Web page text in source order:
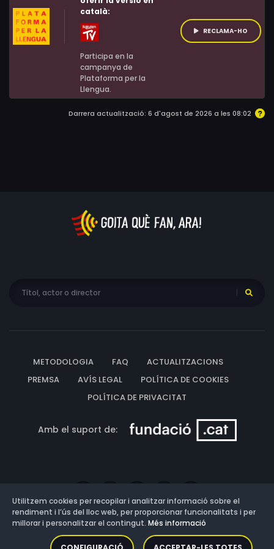
Holasek, Sally-Anne Hunt, Ava Justin, Andrew Stecker,
Kirsten Gregerson, Michael J. Stalmer
català:
Participa en la
campanya de
Plataforma per la
Llengua.
RECLAMA-HO
Darrera actualització: 6 d'agost de 2026 a les 08:02
METODOLOGIA FAQ
ACTUALITZACIONS
PREMSA
AVÍS LEGAL
POLÍTICA DE COOKIES
POLÍTICA DE PRIVACITAT
Amb el suport de:
Versió: 3.13.0.202607011342
Utilitzem cookies per recopilar i analitzar informació sobre el
rendiment i l’ús del lloc web, per proporcionar funcionalitats i per
millorar i personalitzar el contingut. Més informació